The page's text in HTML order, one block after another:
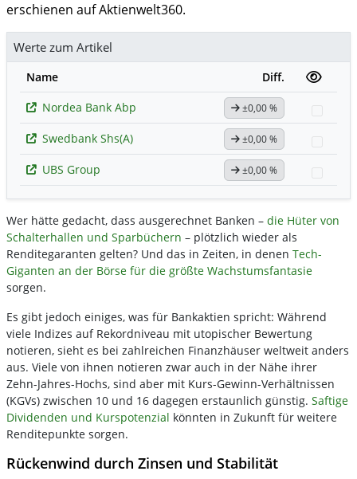
erschienen auf Aktienwelt360.
Werte zum Artikel
Name
Diff.
Nordea Bank Abp
±0,00 %
Swedbank Shs(A)
±0,00 %
UBS Group
±0,00 %
Wer hätte gedacht, dass ausgerechnet Banken – die Hüter von
Schalterhallen und Sparbüchern – plötzlich wieder als
Renditegaranten gelten? Und das in Zeiten, in denen Tech-
Giganten an der Börse für die größte Wachstumsfantasie
sorgen.
Es gibt jedoch einiges, was für Bankaktien spricht: Während
viele Indizes auf Rekordniveau mit utopischer Bewertung
notieren, sieht es bei zahlreichen Finanzhäuser weltweit anders
aus. Viele von ihnen notieren zwar auch in der Nähe ihrer
Zehn-Jahres-Hochs, sind aber mit Kurs-Gewinn-Verhältnissen
(KGVs) zwischen 10 und 16 dagegen erstaunlich günstig. Saftige
Dividenden und Kurspotenzial könnten in Zukunft für weitere
Renditepunkte sorgen.
Rückenwind durch Zinsen und Stabilität